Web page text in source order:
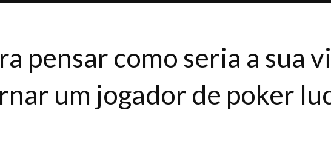
pensar como seria a sua
um jogador de poker